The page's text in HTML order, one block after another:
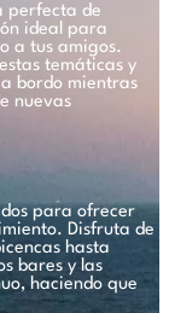
perfecta de
ideal para
a tus amigos.
temáticas y
bordo mientras
nuevas
para ofrecer
Disfruta de
hasta
bares y las
haciendo que